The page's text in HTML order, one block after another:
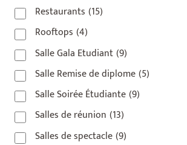
Restaurants (15)
Rooftops (4)
Salle Gala Etudiant(9)
Salle Remise de diplome(5)
Salle Soirée Étudiante(9)
Salles de réunion (13)
Salles de spectacle(9)